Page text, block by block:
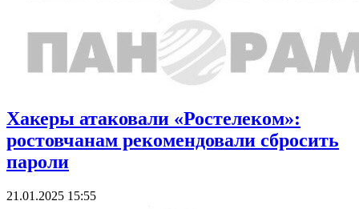
Хакеры атаковали «Ростелеком»:
ростовчанам рекомендовали сбросить
пароли
21.01.2025 15:55